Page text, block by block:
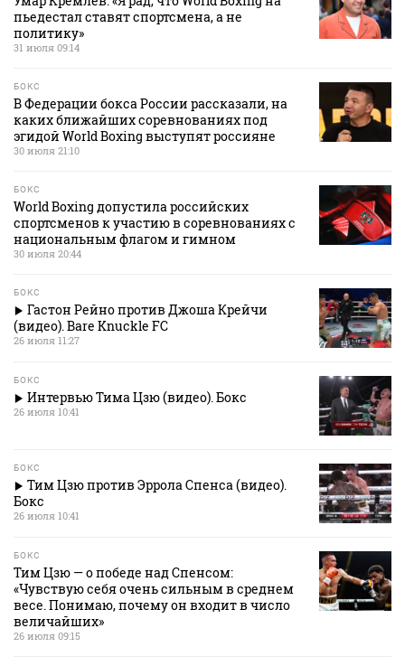
пьедестал ставят спортсмена, а не
политику»
31 июля 09:14
БОКС
В Федерации бокса России рассказали, на
каких ближайших соревнованиях под
эгидой World Boxing выступят россияне
30 июля 21:10
БОКС
World Boxing допустила российских
спортсменов к участию в соревнованиях с
национальным флагом и гимном
30 июля 20:44
БОКС
Гастон Рейно против Джоша Крейчи
(видео). Bare Knuckle FC
26 июля 11:27
БОКС
Интервью Тима Цзю (видео). Бокс
26 июля 10:41
БОКС
Тим Цзю против Эррола Спенса (видео).
Бокс
26 июля 10:41
БОКС
Тим Цзю — о победе над Спенсом:
«Чувствую себя очень сильным в среднем
весе. Понимаю, почему он входит в число
величайших»
26 июля 09:15